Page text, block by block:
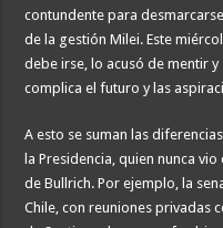
contundente para
de la gestión Milei. Este
debe irse, lo acusó de mentir y
complica el futuro y las
A esto se suman las
la Presidencia, quien nunca
de Bullrich. Por ejemplo, la
Chile, con reuniones privadas